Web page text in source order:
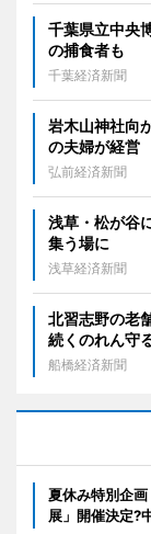
千葉県立中央
の捕食者も
千葉経済新聞
岩木山神社向
の夫婦が経営
弘前経済新聞
浅草・松が谷
集う場に
浅草経済新聞
北習志野の老
続くのれん守
船橋経済新聞
夏休み特別企
展」開催決定?